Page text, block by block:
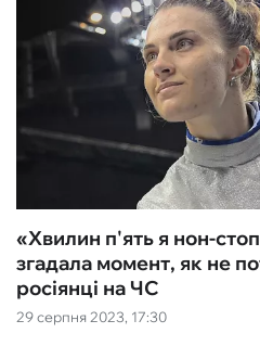
БОКС
ХОКЕЙ
КІБЕРСПОРТ
ЧС-2026
ФУТЗАЛ
29 серпня 2023, 17:30
«Хвилин п'ять я нон-
згадала момент, як не
росіянці на ЧС